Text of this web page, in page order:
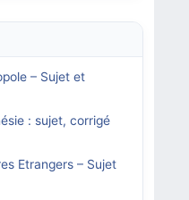
– Sujet et
: sujet, corrigé
Etrangers – Sujet